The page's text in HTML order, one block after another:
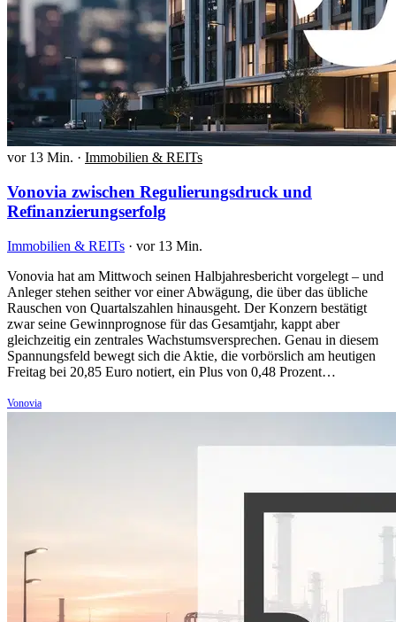
vor 13 Min. · Immobilien & REITs
Vonovia zwischen Regulierungsdruck und
Refinanzierungserfolg
Immobilien & REITs · vor 13 Min.
Vonovia hat am Mittwoch seinen Halbjahresbericht vorgelegt – und
Anleger stehen seither vor einer Abwägung, die über das übliche
Rauschen von Quartalszahlen hinausgeht. Der Konzern bestätigt
zwar seine Gewinnprognose für das Gesamtjahr, kappt aber
gleichzeitig ein zentrales Wachstumsversprechen. Genau in diesem
Spannungsfeld bewegt sich die Aktie, die vorbörslich am heutigen
Freitag bei 20,85 Euro notiert, ein Plus von 0,48 Prozent…
Vonovia